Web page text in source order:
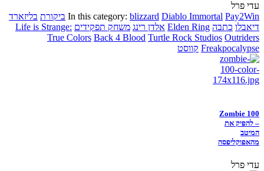
עדי פרל
In this category: blizzard Diablo Immortal Pay2Win ביקורת בליזארד
דיאבלו כתבה Elden Ring אלדן רינג משחק תפקידים Life is Strange:
True Colors Back 4 Blood Turtle Rock Studios Outriders
Freakpocalypse קווסט
Zombie 100
– להפיק את
המיטב
מהאפוקליפסה
עדי פרל